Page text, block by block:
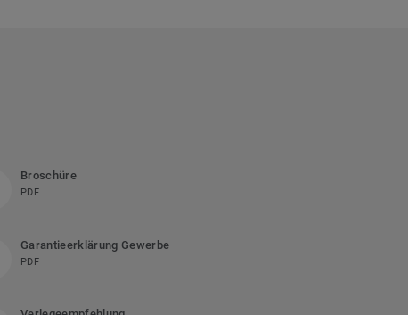
Broschüre
PDF
Garantieerklärung Gewerbe
PDF